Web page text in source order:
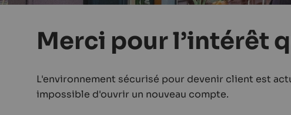
Merci pour l’intérêt
L'environnement sécurisé pour devenir client est
impossible d'ouvrir un nouveau compte.